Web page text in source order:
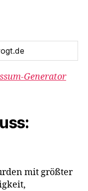
Generator
mit größter